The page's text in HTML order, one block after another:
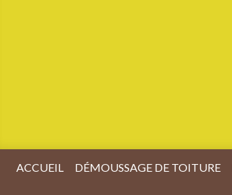
ACCUEIL DÉMOUSSAGE DE TOITURE